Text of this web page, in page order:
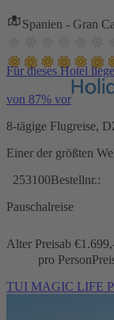
Spanien - Gran
Für dieses Hotel
von 87% vor
8-tägige Flugreise,
Einer der größten
253100Bestellnr.:
Pauschalreise
Alter Preisab €
pro Person
TUI MAGIC LIFE